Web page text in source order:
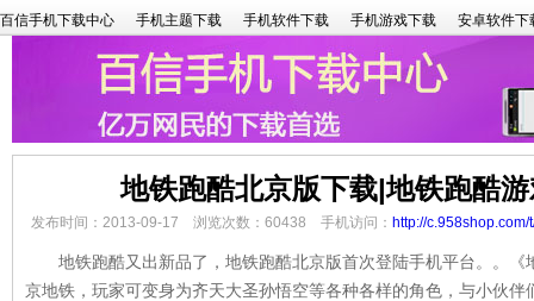
百信手机下载中心 手机主题下载 手机软件下载 手机游戏下载 安卓软件下
地铁跑酷北京版下载|地铁跑酷
发布时间：2013-09-17 浏览次数：60438 手机访问： http://c.958shop.com/
地铁跑酷又出新品了，地铁跑酷北京版首次登陆手机平台。。《
京地铁，玩家可变身为齐天大圣孙悟空等各种各样的角色，与小伙